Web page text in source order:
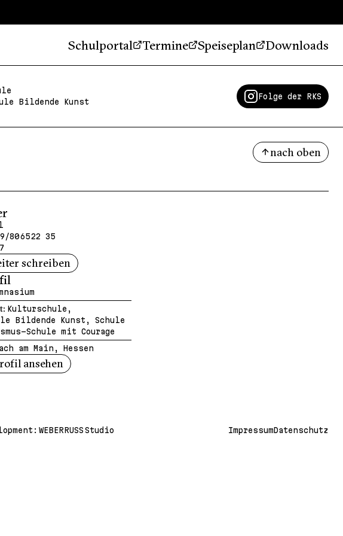
Schulportal Termine Speiseplan Downloads
Bildende Kunst
Folge der RKS
nach oben
80 65 22 35
schreiben
Kulturschule,
Bildende Kunst, Schule
Schule mit Courage
am Main, Hessen
ansehen
WEBERRUSS Studio ImpressumDatenschutz